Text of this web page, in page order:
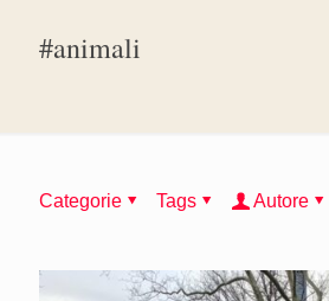
#animali
Categorie Tags Autore